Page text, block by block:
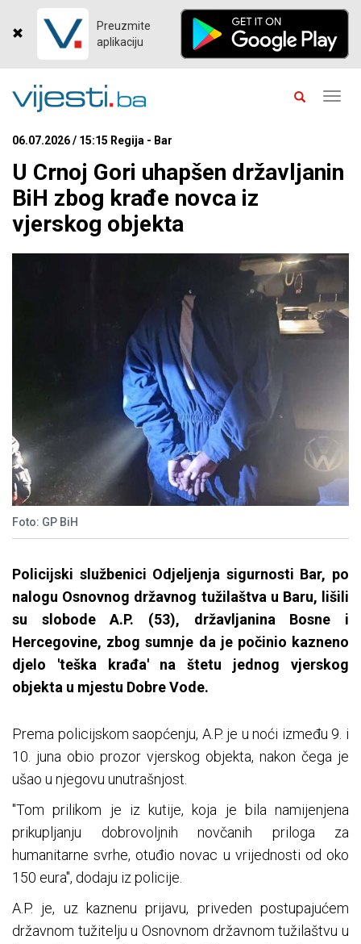
Preuzmite
aplikaciju
06.07.2026 / 15:15 Regija - Bar
U Crnoj Gori uhapšen državljanin
BiH zbog krađe novca iz
vjerskog objekta
Foto: GP BiH
Policijski službenici Odjeljenja sigurnosti Bar, po
nalogu Osnovnog državnog tužilaštva u Baru, lišili
su slobode A.P. (53), državljanina Bosne i
Hercegovine, zbog sumnje da je počinio kazneno
djelo 'teška krađa' na štetu jednog vjerskog
objekta u mjestu Dobre Vode.
Prema policijskom saopćenju, A.P. je u noći između 9. i
10. juna obio prozor vjerskog objekta, nakon čega je
ušao u njegovu unutrašnjost.
"Tom prilikom je iz kutije, koja je bila namijenjena
prikupljanju dobrovoljnih novčanih priloga za
humanitarne svrhe, otuđio novac u vrijednosti od oko
150 eura", dodaju iz policije.
A.P. je, uz kaznenu prijavu, priveden postupajućem
državnom tužitelju u Osnovnom državnom tužilaštvu u